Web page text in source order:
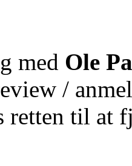
med Ole
/
til at